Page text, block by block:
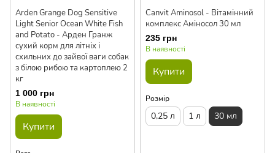
Arden Grange Dog Sensitive
Light Senior Ocean White Fish
and Potato - Арден Гранж
сухий корм для літніх і
схильних до зайвої ваги собак
з білою рибою та картоплею 2
кг
1 000 грн
В наявності
Купити
Canvit Aminosol - Вітамінний
комплекс Аміносол 30 мл
235 грн
В наявності
Купити
Розмір
0,25 л 1 л 30 мл